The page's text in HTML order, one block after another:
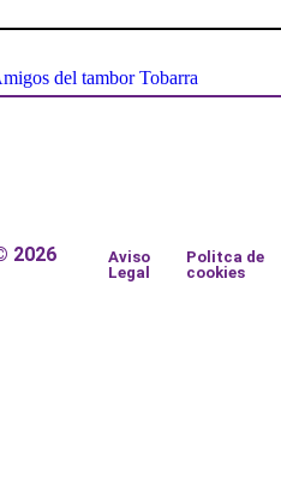
2026
Aviso
Legal
Politca de
cookies